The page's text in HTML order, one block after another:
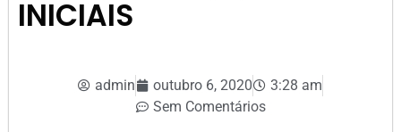
INICIAIS
admin outubro 6, 2020
3:28 am
Sem Comentários